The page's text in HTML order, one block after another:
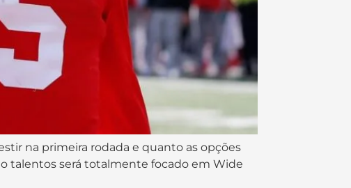
na primeira rodada e quanto as opções
talentos será totalmente focado em Wide